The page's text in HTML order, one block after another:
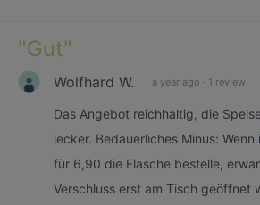
"Gut"
Wolfhard W. a year ago · 1 review
Das Angebot reichhaltig, die
lecker. Bedauerliches Minus: Wenn
für 6,90 die Flasche bestelle,
Verschluss erst am Tisch geöffnet